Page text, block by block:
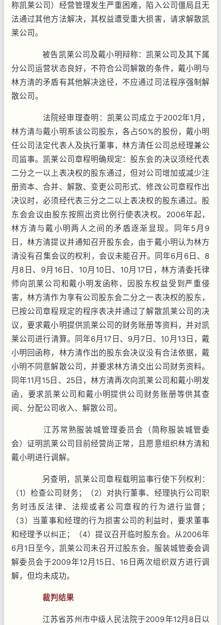
称凯莱公司）经营管理发生严重困难，陷入公司僵局且无
法通过其他方法解决，其权益遭受重大损害，请求解散凯
莱公司。
被告凯莱公司及戴小明辩称：凯莱公司及其下属
分公司运营状态良好，不符合公司解散的条件，戴小明与
林方清的矛盾有其他解决途径，不应通过司法程序强制解
散公司。
法院经审理查明：凯莱公司成立于2002年1月，
林方清与戴小明系该公司股东，各占50%的股份，戴小明
任公司法定代表人及执行董事，林方清任公司总经理兼公
司监事。凯莱公司章程明确规定：股东会的决议须经代表
二分之一以上表决权的股东通过，但对公司增加或减少注
册资本、合并、解散、变更公司形式、修改公司章程作出
决议时，必须经代表三分之二以上表决权的股东通过。股
东会会议由股东按照出资比例行使表决权。2006年起，
林方清与戴小明两人之间的矛盾逐渐显现。同年5月9
日，林方清提议并通知召开股东会，由于戴小明认为林方
清没有召集会议的权利，会议未能召开。同年6月6日、8
月8日、9月16日、10月10日、10月17日，林方清委托律
师向凯莱公司和戴小明发函称，因股东权益受到严重侵
害，林方清作为享有公司股东会二分之一表决权的股东，
已按公司章程规定的程序表决并通过了解散凯莱公司的决
议，要求戴小明提供凯莱公司的财务账册等资料，并对凯
莱公司进行清算。同年6月17日、9月7日、10月13日，戴
小明回函称，林方清作出的股东会决议没有合法依据，戴
小明不同意解散公司，并要求林方清交出公司财务资料。
同年11月15日、25日，林方清再次向凯莱公司和戴小明发
函，要求凯莱公司和戴小明提供公司财务账册等供其查
阅、分配公司收入、解散公司。
江苏常熟服装城管理委员会（简称服装城管委
会）证明凯莱公司目前经营尚正常，且愿意组织林方清和
戴小明进行调解。
另查明，凯莱公司章程载明监事行使下列权利：
（1）检查公司财务；（2）对执行董事、经理执行公司职
务时违反法律、法规或者公司章程的行为进行监督；
（3）当董事和经理的行为损害公司的利益时，要求董事
和经理予以纠正；（4）提议召开临时股东会。从2006年
6月1日至今，凯莱公司未召开过股东会。服装城管委会调
解委员会于2009年12月15日、16日两次组织双方进行调
解，但均未成功。
裁判结果
江苏省苏州市中级人民法院于2009年12月8日以